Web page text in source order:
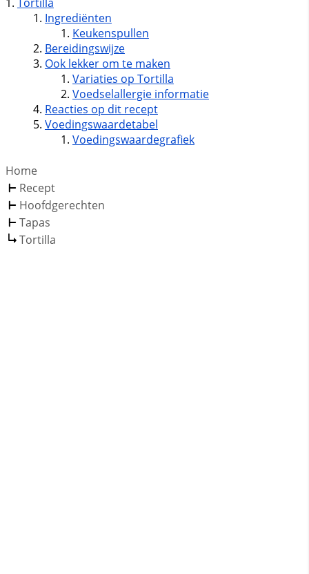
Ingrediënten
Keukenspullen
Bereidingswijze
Ook lekker om te maken
Variaties op Tortilla
Voedselallergie informatie
Reacties op dit recept
Voedingswaardetabel
Voedingswaardegrafiek
Home
Recept
Hoofdgerechten
Tapas
Tortilla